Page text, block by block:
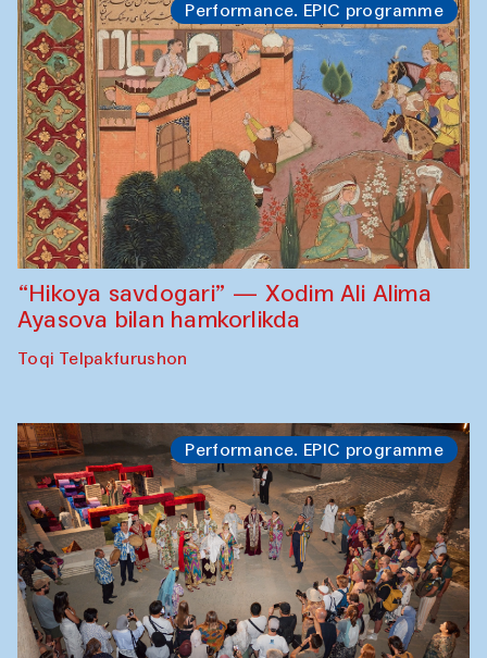
Performance. EPIC programme
“Hikoya savdogari” — Xodim Ali Alima
Ayasova bilan hamkorlikda
Toqi Telpakfurushon
Performance. EPIC programme